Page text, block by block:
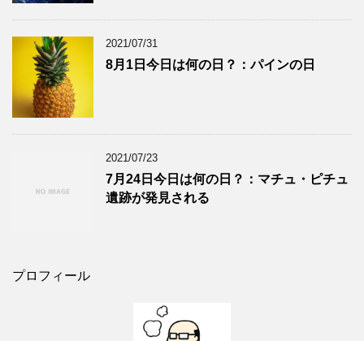
2021/07/31
8月1日今日は何の日？：パインの日
2021/07/23
7月24日今日は何の日？：マチュ・ピチュ
遺跡が発見される
プロフィール